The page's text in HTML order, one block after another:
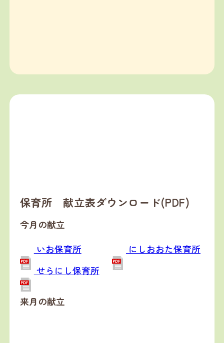
保育所 献立表ダウンロード(PDF)
今月の献立
いお保育所
にしおおた保育所
せらにし保育所
来月の献立